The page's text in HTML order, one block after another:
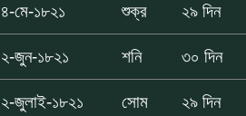
৪-মে-১৮২১ শুক্র ২৯ দিন
২-জুন-১৮২১ শনি ৩০ দিন
২-জুলাই-১৮২১ সোম ২৯ দিন